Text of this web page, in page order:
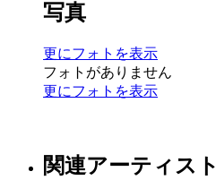
写真
更にフォトを表示
フォトがありません
更にフォトを表示
関連アーティスト